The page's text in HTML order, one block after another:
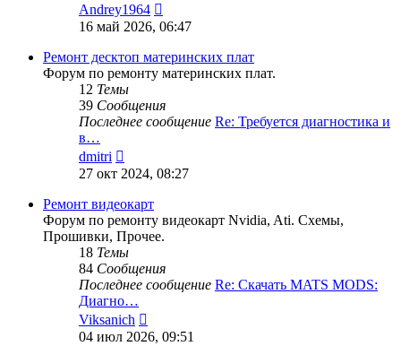
Andrey1964
к
сообщению
16 май 2026, 06:47
Ремонт десктоп материнских плат
Форум по ремонту материнских плат.
12 Темы
39 Сообщения
Последнее сообщение Re: Требуется диагностика и
в…
dmitri
к
сообщению
27 окт 2024, 08:27
Ремонт видеокарт
Форум по ремонту видеокарт Nvidia, Ati. Схемы,
Прошивки, Прочее.
18 Темы
84 Сообщения
Последнее сообщение Re: Скачать MATS MODS:
Диагно…
Viksanich
к
04 июл 2026, 09:51